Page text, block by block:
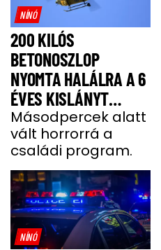
NÍNÓ
200 KILÓS
BETONOSZLOP
NYOMTA HALÁLRA A 6
ÉVES KISLÁNYT
HEVESBEN
Másodpercek alatt
vált horrorrá a
családi program.
NÍNÓ